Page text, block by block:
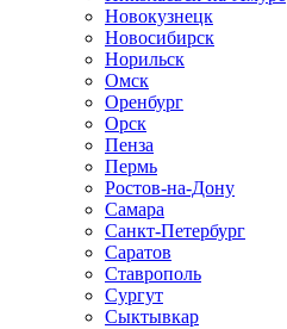
Новокузнецк
Новосибирск
Норильск
Омск
Оренбург
Орск
Пенза
Пермь
Ростов-на-Дону
Самара
Санкт-Петербург
Саратов
Ставрополь
Сургут
Сыктывкар